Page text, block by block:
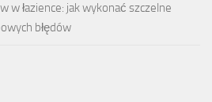
w łazience: jak wykonać szczelne
błędów